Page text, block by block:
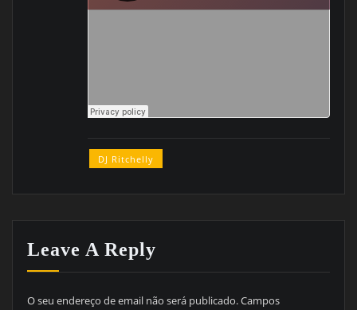
DJ Ritchelly
Leave A Reply
O seu endereço de email não será publicado.Campos